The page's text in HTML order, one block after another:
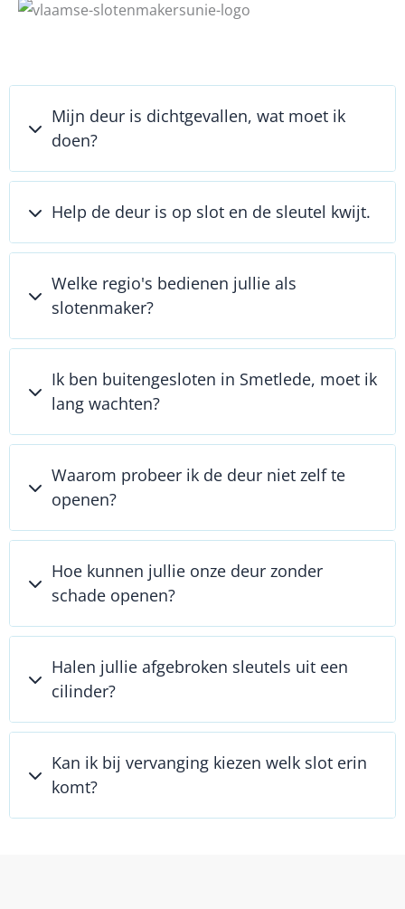
Mijn deur is dichtgevallen, wat moet ik
doen?
Help de deur is op slot en de sleutel kwijt.
Welke regio's bedienen jullie als
slotenmaker?
Ik ben buitengesloten in Smetlede, moet ik
lang wachten?
Waarom probeer ik de deur niet zelf te
openen?
Hoe kunnen jullie onze deur zonder
schade openen?
Halen jullie afgebroken sleutels uit een
cilinder?
Kan ik bij vervanging kiezen welk slot erin
komt?